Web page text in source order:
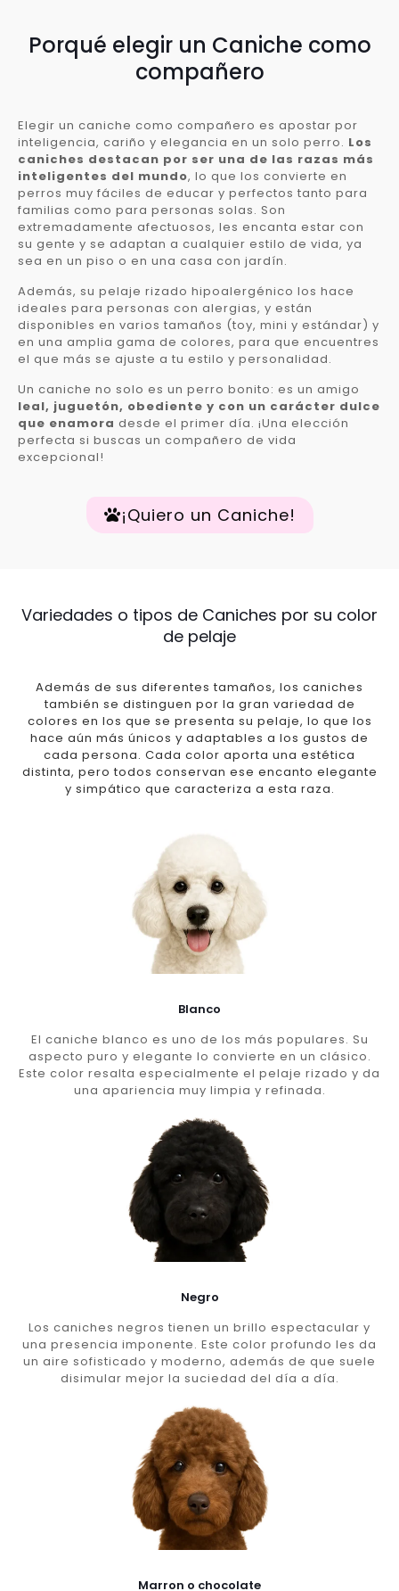
Porqué elegir un Caniche como
compañero
Elegir un caniche como compañero es apostar por
inteligencia, cariño y elegancia en un solo perro. Los
caniches destacan por ser una de las razas más
inteligentes del mundo, lo que los convierte en
perros muy fáciles de educar y perfectos tanto para
familias como para personas solas. Son
extremadamente afectuosos, les encanta estar con
su gente y se adaptan a cualquier estilo de vida, ya
sea en un piso o en una casa con jardín.
Además, su pelaje rizado hipoalergénico los hace
ideales para personas con alergias, y están
disponibles en varios tamaños (toy, mini y estándar) y
en una amplia gama de colores, para que encuentres
el que más se ajuste a tu estilo y personalidad.
Un caniche no solo es un perro bonito: es un amigo
leal, juguetón, obediente y con un carácter dulce
que enamora desde el primer día. ¡Una elección
perfecta si buscas un compañero de vida
excepcional!
¡Quiero un Caniche!
Variedades o tipos de Caniches por su color
de pelaje
Además de sus diferentes tamaños, los caniches
también se distinguen por la gran variedad de
colores en los que se presenta su pelaje, lo que los
hace aún más únicos y adaptables a los gustos de
cada persona. Cada color aporta una estética
distinta, pero todos conservan ese encanto elegante
y simpático que caracteriza a esta raza.
Blanco
El caniche blanco es uno de los más populares. Su
aspecto puro y elegante lo convierte en un clásico.
Este color resalta especialmente el pelaje rizado y da
una apariencia muy limpia y refinada.
Negro
Los caniches negros tienen un brillo espectacular y
una presencia imponente. Este color profundo les da
un aire sofisticado y moderno, además de que suele
disimular mejor la suciedad del día a día.
Marron o chocolate